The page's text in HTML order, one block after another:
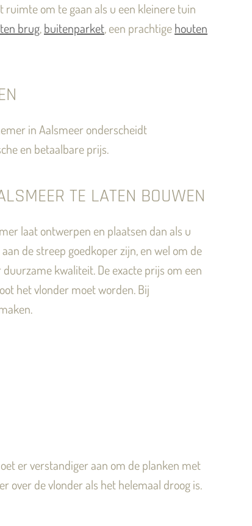
om te gaan als u een kleinere tuin
brug,buitenparket, een prachtigehouten
in Aalsmeer onderscheidt
en betaalbare prijs.
TE LATEN BOUWEN
laat ontwerpen en plaatsen dan als u
de streep goedkoper zijn, en wel om de
kwaliteit. De exacte prijs om een
het vlonder moet worden. Bij
er verstandiger aan om de planken met
over de vlonder als het helemaal droog is.